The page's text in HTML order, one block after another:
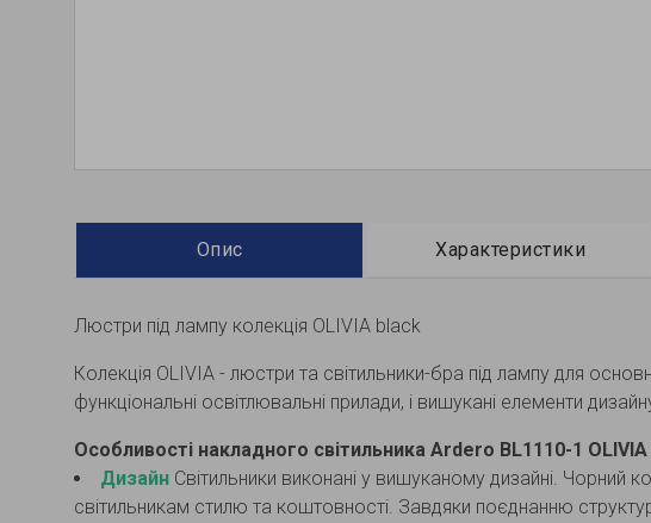
Опис Характеристики
Люстри під лампу колекція OLIVIA black
Колекція OLIVIA - люстри та світильники-бра під лампу для
функціональні освітлювальні прилади, і вишукані елементи
Особливості накладного світильника Ardero BL1110-1
Дизайн Світильники виконані у вишуканому дизайні.
світильникам стилю та коштовності. Завдяки поєднанню